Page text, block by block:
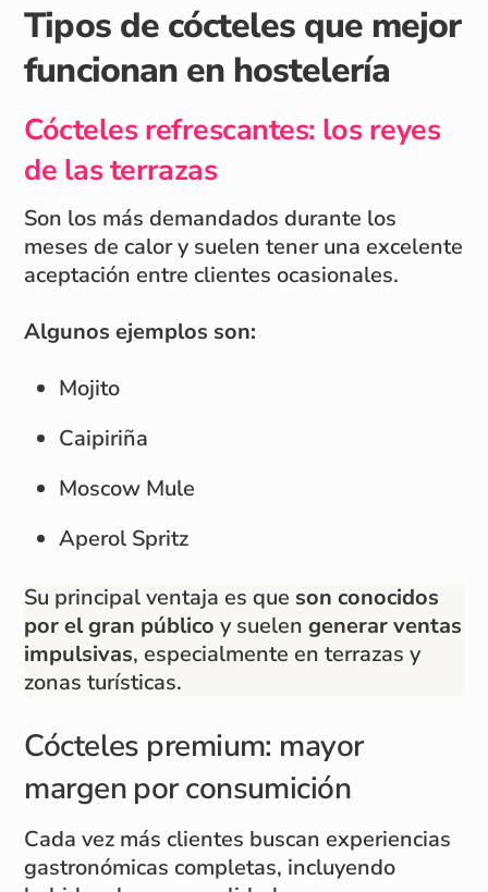
Tipos de cócteles que mejor
funcionan en hostelería
Cócteles refrescantes: los reyes
de las terrazas
Son los más demandados durante los
meses de calor y suelen tener una excelente
aceptación entre clientes ocasionales.
Algunos ejemplos son:
Mojito
Caipiriña
Moscow Mule
Aperol Spritz
Su principal ventaja es que son conocidos
por el gran público y suelengenerar ventas
impulsivas, especialmente en terrazas y
zonas turísticas.
Cócteles premium: mayor
margen por consumición
Cada vez más clientes buscan experiencias
gastronómicas completas, incluyendo